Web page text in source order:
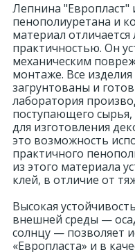
Лепнина "Европласт"
пенополиуретана и
материал
практичностью. Он
механическим
монтаже. Все
загрунтованы и
лаборатория
поступающего
для изготовления
это возможность
практичного
из этого материала
клей, в отличие от
Высокая
внешней среды —
солнцу — позволяет
«Европласта» и в